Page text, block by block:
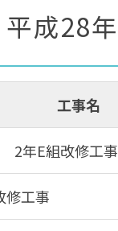
成28年
工事名
2年E組改修工事
修工事